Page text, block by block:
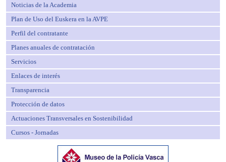
Noticias de la Academia
Plan de Uso del Euskera en la AVPE
Perfil del contratante
Planes anuales de contratación
Servicios
Enlaces de interés
Transparencia
Protección de datos
Actuaciones Transversales en Sostenibilidad
Cursos - Jornadas